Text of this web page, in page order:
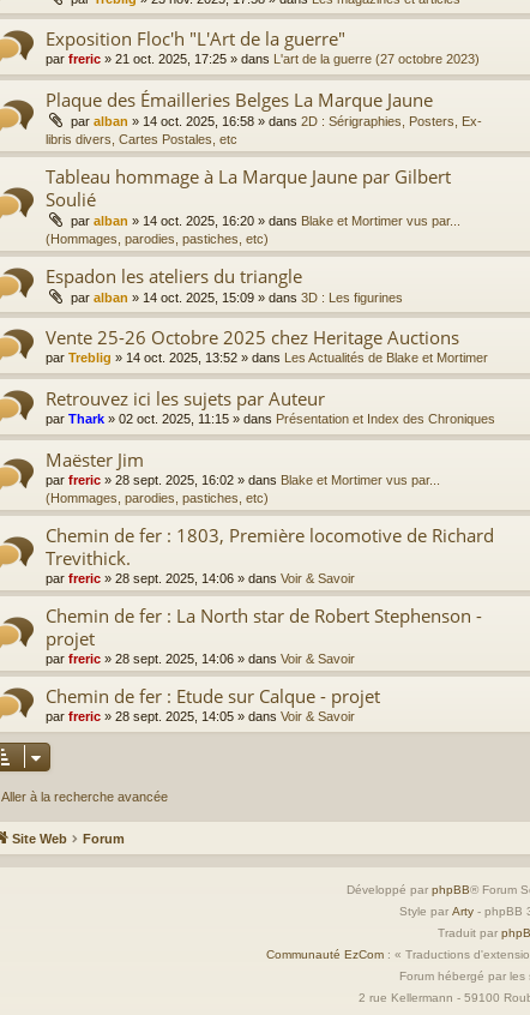
Exposition Floc'h "L'Art de la guerre"
par freric » 21 oct. 2025, 17:25 » dans L'art de la guerre (27 octobre 2023)
Plaque des Émailleries Belges La Marque Jaune
par alban » 14 oct. 2025, 16:58 » dans 2D : Sérigraphies, Posters, Ex-
libris divers, Cartes Postales, etc
Tableau hommage à La Marque Jaune par Gilbert
Soulié
par alban » 14 oct. 2025, 16:20 » dans Blake et Mortimer vus par...
(Hommages, parodies, pastiches, etc)
Espadon les ateliers du triangle
par alban » 14 oct. 2025, 15:09 » dans 3D : Les figurines
Vente 25-26 Octobre 2025 chez Heritage Auctions
par Treblig » 14 oct. 2025, 13:52 » dans Les Actualités de Blake et Mortimer
Retrouvez ici les sujets par Auteur
par Thark » 02 oct. 2025, 11:15 » dans Présentation et Index des Chroniques
Maëster Jim
par freric » 28 sept. 2025, 16:02 » dans Blake et Mortimer vus par...
(Hommages, parodies, pastiches, etc)
Chemin de fer : 1803, Première locomotive de Richard
Trevithick.
par freric » 28 sept. 2025, 14:06 » dans Voir & Savoir
Chemin de fer : La North star de Robert Stephenson -
projet
par freric » 28 sept. 2025, 14:06 » dans Voir & Savoir
Chemin de fer : Etude sur Calque - projet
par freric » 28 sept. 2025, 14:05 » dans Voir & Savoir
Aller à la recherche avancée
Site Web Forum
Développé par phpBB® Forum
Style par Arty - phpBB
Traduit par
Communauté EzCom : « Traductions
Forum hébergé par les
2 rue Kellermann - 59100